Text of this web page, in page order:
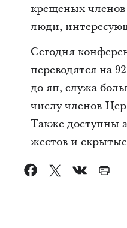
крещеных
люди,
Сегодня
переводятся на 92
до яп, служа
числу членов
Также доступны
жестов и